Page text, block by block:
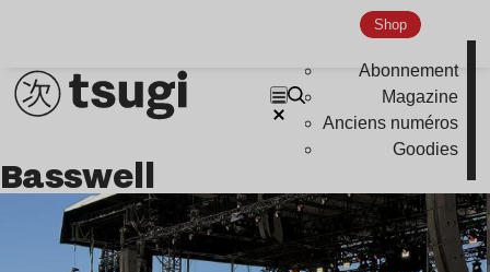
Shop
Abonnement
Magazine
Anciens numéros
Goodies
Basswell